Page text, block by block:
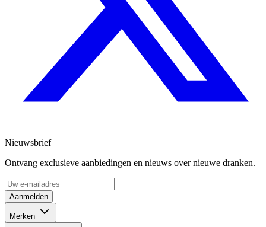
Nieuwsbrief
Ontvang exclusieve aanbiedingen en nieuws over nieuwe dranken.
Aanmelden
Merken